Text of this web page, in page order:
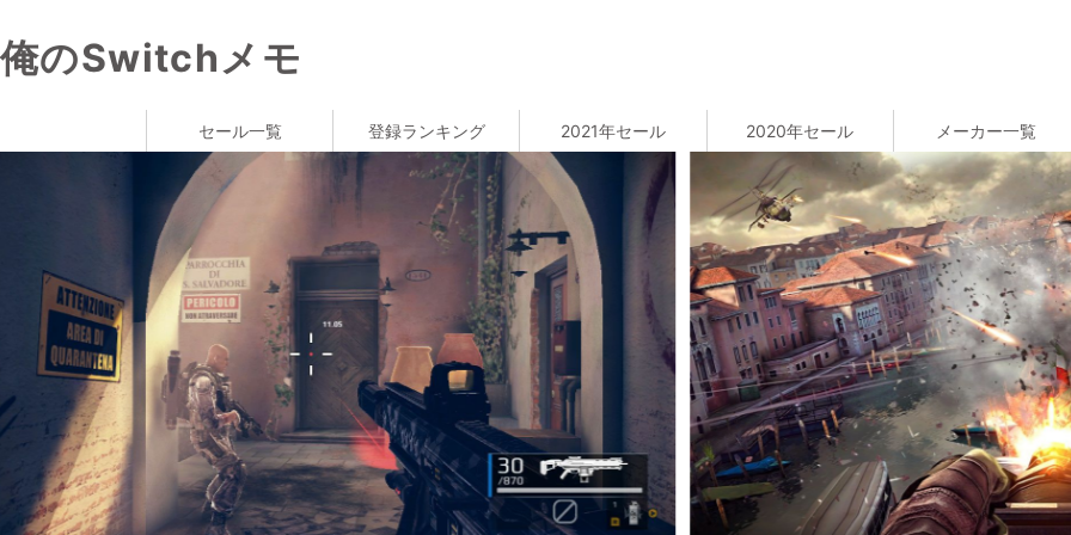
俺のSwitchメモ
セール一覧 登録ランキング 2021年セール 2020年セール メーカー一覧